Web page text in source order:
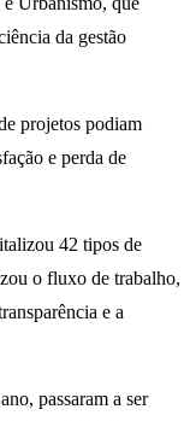
da gestão
projetos podiam
e perda de
42 tipos de
o fluxo de trabalho,
e a
passaram a ser